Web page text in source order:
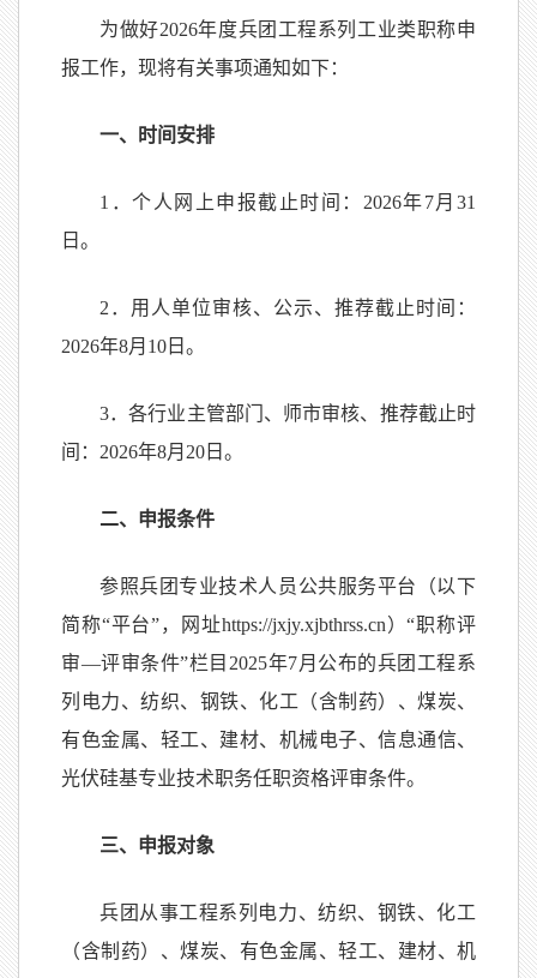
为做好2026年度兵团工程系列工业类职称申
报工作，现将有关事项通知如下：
一、时间安排
1．个人网上申报截止时间：2026年7月31
日。
2．用人单位审核、公示、推荐截止时间：
2026年8月10日。
3．各行业主管部门、师市审核、推荐截止时
间：2026年8月20日。
二、申报条件
参照兵团专业技术人员公共服务平台（以下
简称“平台”，网址https://jxjy.xjbthrss.cn）“职称评
审—评审条件”栏目2025年7月公布的兵团工程系
列电力、纺织、钢铁、化工（含制药）、煤炭、
有色金属、轻工、建材、机械电子、信息通信、
光伏硅基专业技术职务任职资格评审条件。
三、申报对象
兵团从事工程系列电力、纺织、钢铁、化工
（含制药）、煤炭、有色金属、轻工、建材、机